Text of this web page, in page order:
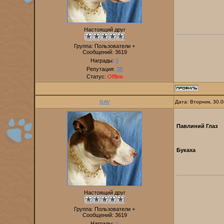
Настоящий друг
Группа: Пользователи +
Сообщений: 3619
Награды: 0
Репутация: 38
Статус: Offline
GAV Дата: Вторник,
Настоящий друг
Группа: Пользователи +
Сообщений: 3619
Павлиний Глаз
Букаха